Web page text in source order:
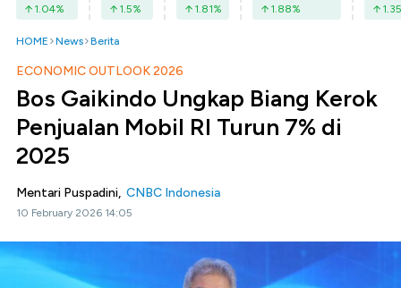
1.04% 1.5% 1.81% 1.88% 1.35
HOME News Berita
ECONOMIC OUTLOOK 2026
Bos Gaikindo Ungkap Biang Kerok
Penjualan Mobil RI Turun 7% di
2025
Mentari Puspadini, CNBC Indonesia
10 February 2026 14:05